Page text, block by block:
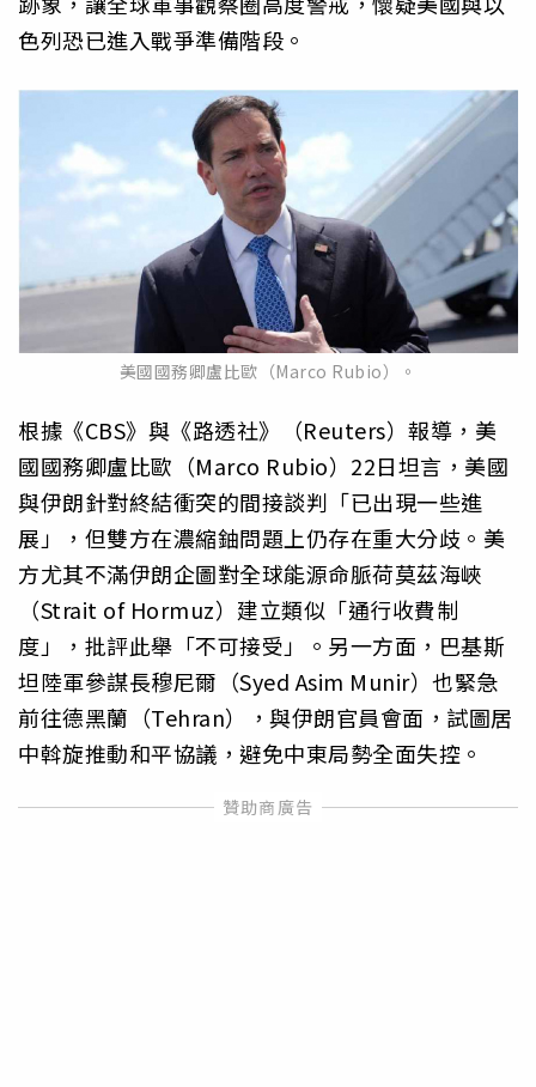
色列恐已進入戰爭準備階段。
美國國務卿盧比歐（Marco Rubio）。
根據《CBS》與《路透社》（Reuters）報導，美
國國務卿盧比歐（Marco Rubio）22日坦言，美國
與伊朗針對終結衝突的間接談判「已出現一些進
展」，但雙方在濃縮鈾問題上仍存在重大分歧。美
方尤其不滿伊朗企圖對全球能源命脈荷莫茲海峽
（Strait of Hormuz）建立類似「通行收費制
度」，批評此舉「不可接受」。另一方面，巴基斯
坦陸軍參謀長穆尼爾（Syed Asim Munir）也緊急
前往德黑蘭（Tehran），與伊朗官員會面，試圖居
中斡旋推動和平協議，避免中東局勢全面失控。